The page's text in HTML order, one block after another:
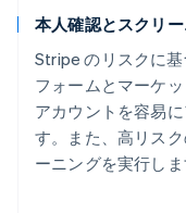
本人確認とスクリ
Stripe のリスクに
フォームとマーケ
アカウントを容易
す。また、高リス
ーニングを実行しま